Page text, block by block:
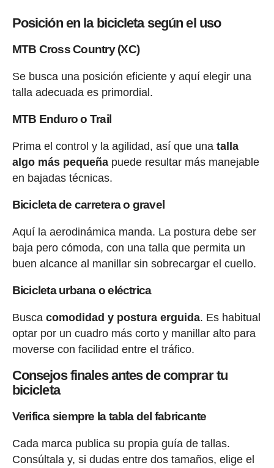
Posición en la bicicleta según el uso
MTB Cross Country (XC)
Se busca una posición eficiente y aquí elegir una
talla adecuada es primordial.
MTB Enduro o Trail
Prima el control y la agilidad, así que una talla
algo más pequeñapuede resultar más manejable
en bajadas técnicas.
Bicicleta de carretera o gravel
Aquí la aerodinámica manda. La postura debe ser
baja pero cómoda, con una talla que permita un
buen alcance al manillar sin sobrecargar el cuello.
Bicicleta urbana o eléctrica
Busca comodidad y postura erguida. Es habitual
optar por un cuadro más corto y manillar alto para
moverse con facilidad entre el tráfico.
Consejos finales antes de comprar tu
bicicleta
Verifica siempre la tabla del fabricante
Cada marca publica su propia guía de tallas.
Consúltala y, si dudas entre dos tamaños, elige el